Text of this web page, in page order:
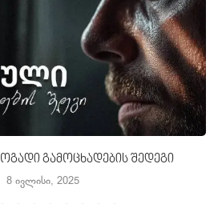
გამოცხადების შედეგი
8 ივლისი, 2025